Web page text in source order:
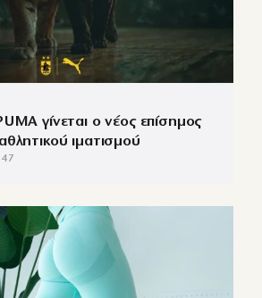
γίνεται ο νέος επίσημος
ιματισμού